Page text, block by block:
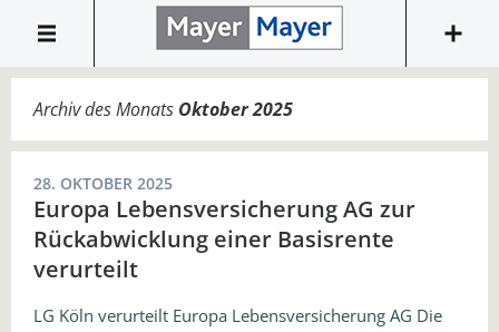
Archiv des Monats Oktober 2025
28. OKTOBER 2025
Europa Lebensversicherung AG zur
Rückabwicklung einer Basisrente
verurteilt
LG Köln verurteilt Europa Lebensversicherung AG Die